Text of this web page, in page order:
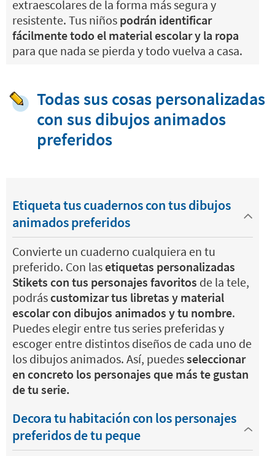
extraescolares de la forma más segura y
resistente. Tus niños podrán identificar
fácilmente todo el material escolar y la ropa
para que nada se pierda y todo vuelva a casa.
Todas sus cosas personalizadas
con sus dibujos animados
preferidos
Etiqueta tus cuadernos con tus dibujos
animados preferidos
Convierte un cuaderno cualquiera en tu
preferido. Con lasetiquetas personalizadas
Stikets con tus personajes favoritos de la tele,
podráscustomizar tus libretas y material
escolar con dibujos animados y tu nombre.
Puedes elegir entre tus series preferidas y
escoger entre distintos diseños de cada uno de
los dibujos animados. Así, puedesseleccionar
en concreto los personajes que más te gustan
de tu serie.
Decora tu habitación con los personajes
preferidos de tu peque